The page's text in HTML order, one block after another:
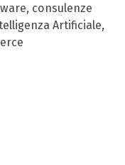
consulenze
Artificiale,